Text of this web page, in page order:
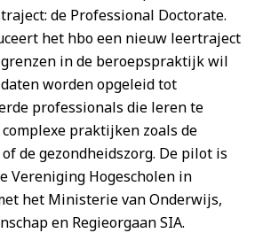
de Professional Doctorate.
het hbo een nieuw leertraject
in de beroepspraktijk wil
worden opgeleid tot
professionals die leren te
praktijken zoals de
de gezondheidszorg. De pilot is
Vereniging Hogescholen in
het Ministerie van Onderwijs,
en Regieorgaan SIA.